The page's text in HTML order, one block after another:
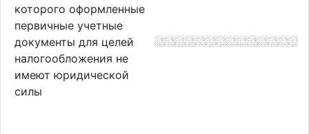
которого оформленные
первичные учетные
документы для целей
налогообложения не
имеют юридической
силы